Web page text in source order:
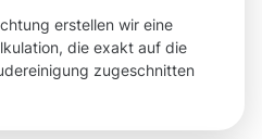
erstellen wir eine
die exakt auf die
zugeschnitten